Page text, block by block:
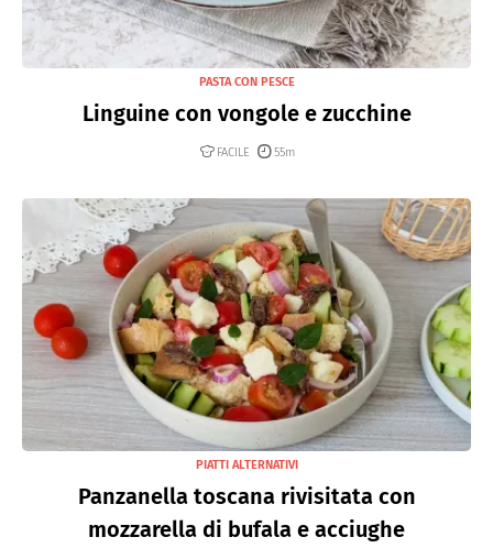
PASTA CON PESCE
Linguine con vongole e zucchine
FACILE 55m
PIATTI ALTERNATIVI
Panzanella toscana rivisitata con
mozzarella di bufala e acciughe